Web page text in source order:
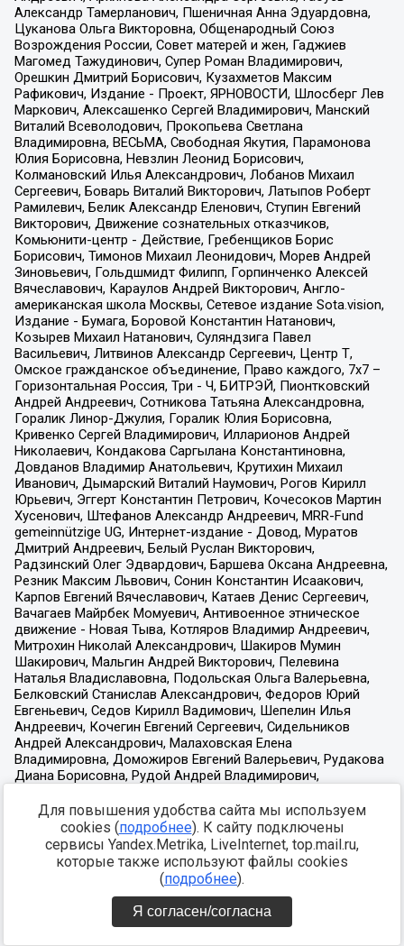
Для повышения удобства сайта мы используем
cookies (подробнее). К сайту подключены
сервисы Yandex.Metrika, LiveInternet, top.mail.ru,
которые также используют файлы cookies
(подробнее).
Я согласен/согласна